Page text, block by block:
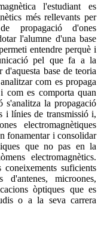
l'estudiant es
més rellevants per
propagació d'ones
l'alumne d'una base
entendre perquè i
pel que fa a la
base de teoria
com es propaga
com es comporta quan
s'analitza la propagació
i línies de transmissió i,
electromagnètiques
fonamentar i consolidar
que no pas en la
electromagnètics.
suficients
microones,
òptiques que es
o a la seva carrera